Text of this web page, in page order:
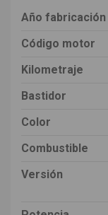
Año fabricación
Código motor
Kilometraje
Bastidor
Color
Combustible
Versión